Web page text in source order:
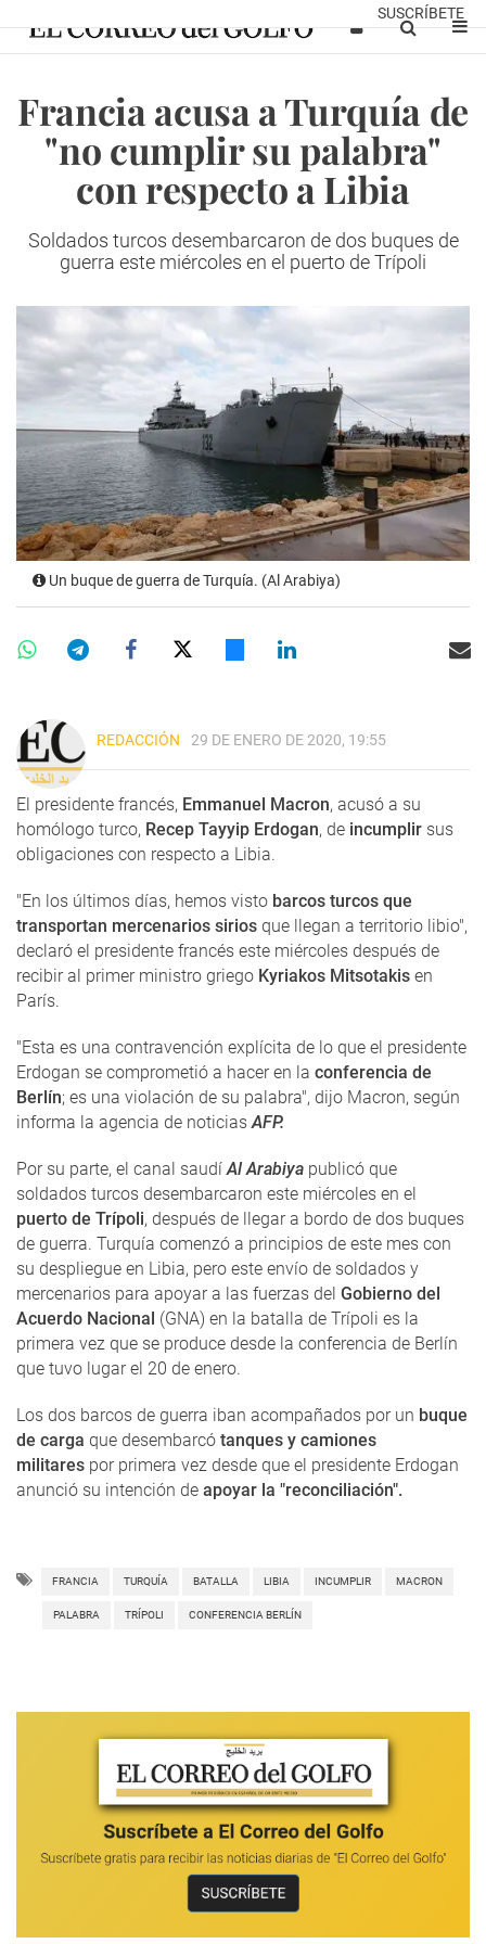
SUSCRÍBETE
Francia acusa a Turquía de
"no cumplir su palabra"
con respecto a Libia
Soldados turcos desembarcaron de dos buques de
guerra este miércoles en el puerto de Trípoli
Un buque de guerra de Turquía. (Al Arabiya)
REDACCIÓN 29 DE ENERO DE 2020, 19:55
El presidente francés, Emmanuel Macron, acusó a su
homólogo turco, Recep Tayyip Erdogan, de incumplir sus
obligaciones con respecto a Libia.
"En los últimos días, hemos visto barcos turcos que
transportan mercenarios sirios que llegan a territorio libio",
declaró el presidente francés este miércoles después de
recibir al primer ministro griego Kyriakos Mitsotakis en
París.
"Esta es una contravención explícita de lo que el presidente
Erdogan se comprometió a hacer en la conferencia de
Berlín; es una violación de su palabra", dijo Macron, según
informa la agencia de noticiasAFP.
Por su parte, el canal saudíAl Arabiya publicó que
soldados turcos desembarcaron este miércoles en el
puerto de Trípoli, después de llegar a bordo de dos buques
de guerra. Turquía comenzó a principios de este mes con
su despliegue en Libia, pero este envío de soldados y
mercenarios para apoyar a las fuerzas del Gobierno del
Acuerdo Nacional (GNA) en la batalla de Trípoli es la
primera vez que se produce desde la conferencia de Berlín
que tuvo lugar el 20 de enero.
Los dos barcos de guerra iban acompañados por un buque
de carga que desembarcó tanques y camiones
militares por primera vez desde que el presidente Erdogan
anunció su intención de apoyar la "reconciliación".
FRANCIA TURQUÍA BATALLA LIBIA INCUMPLIR MACRON
PALABRA TRÍPOLI CONFERENCIA BERLÍN